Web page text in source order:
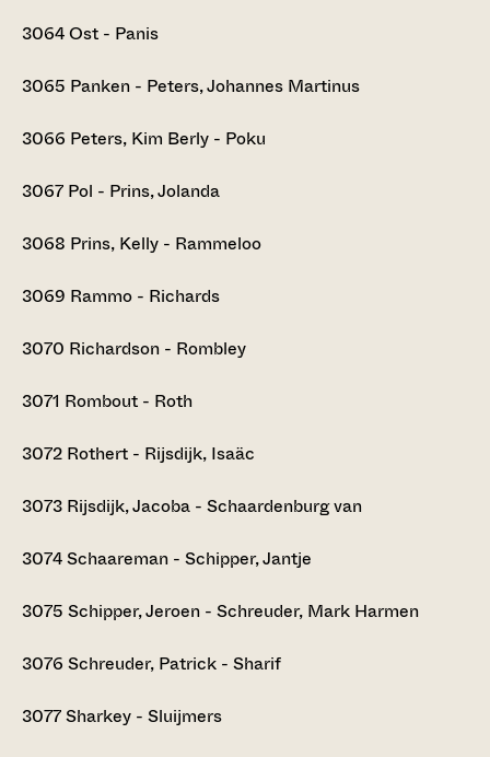
3064Ost - Panis
3065 Panken - Peters, Johannes Martinus
3066 Peters, Kim Berly - Poku
3067 Pol - Prins, Jolanda
3068 Prins, Kelly - Rammeloo
3069 Rammo - Richards
3070 Richardson - Rombley
3071 Rombout - Roth
3072 Rothert - Rijsdijk, Isaäc
3073 Rijsdijk, Jacoba - Schaardenburg van
3074Schaareman - Schipper, Jantje
3075 Schipper, Jeroen - Schreuder, Mark Harmen
3076 Schreuder, Patrick - Sharif
3077Sharkey - Sluijmers